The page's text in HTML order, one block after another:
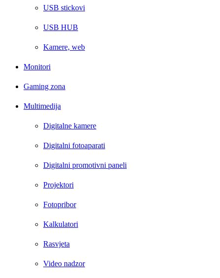
USB stickovi
USB HUB
Kamere, web
Monitori
Gaming zona
Multimedija
Digitalne kamere
Digitalni fotoaparati
Digitalni promotivni paneli
Projektori
Fotopribor
Kalkulatori
Rasvjeta
Video nadzor